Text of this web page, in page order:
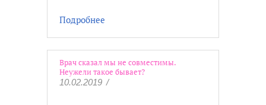
Подробнее
Врач сказал мы не совместимы.
Неужели такое бывает?
10.02.2019 /